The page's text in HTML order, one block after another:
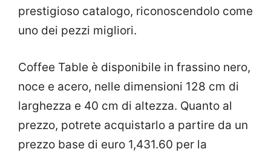
prestigioso catalogo, riconoscendolo come
uno dei pezzi migliori.
Coffee Table è disponibile in frassino nero,
noce e acero, nelle dimensioni 128 cm di
larghezza e 40 cm di altezza. Quanto al
prezzo, potrete acquistarlo a partire da un
prezzo base di euro 1,431.60 per la